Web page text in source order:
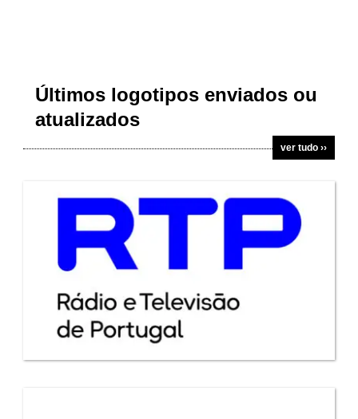
Últimos logotipos enviados ou
atualizados
ver tudo ››